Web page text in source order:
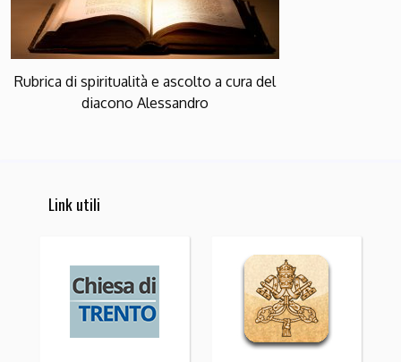
Rubrica di spiritualità e ascolto a cura del
diacono Alessandro
Link utili